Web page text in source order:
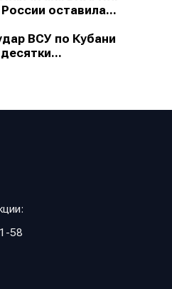
оставила...
ВСУ по Кубани
58